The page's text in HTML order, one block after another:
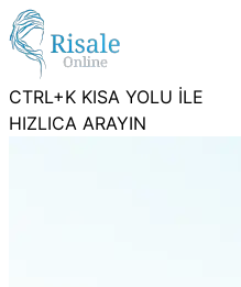
CTRL+K KISA YOLU İLE
HIZLICA ARAYIN